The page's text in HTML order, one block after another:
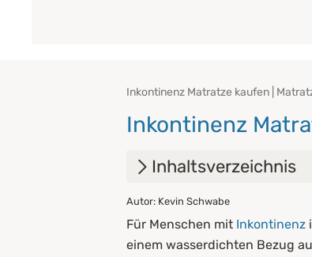
Inkontinenz Matratze kaufen |
Inkontinenz
Inhaltsverzeichnis
1. Merkmale von
2. Pflegehinweise für
Autor: Kevin Schwabe
Für Menschen mit Inkontinenz
einem wasserdichten Bezug